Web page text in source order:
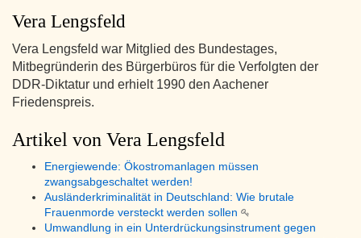
Vera Lengsfeld
Vera Lengsfeld war Mitglied des Bundestages,
Mitbegründerin des Bürgerbüros für die Verfolgten der
DDR-Diktatur und erhielt 1990 den Aachener
Friedenspreis.
Artikel von Vera Lengsfeld
Energiewende: Ökostromanlagen müssen
zwangsabgeschaltet werden!
Ausländerkriminalität in Deutschland: Wie brutale
Frauenmorde versteckt werden sollen
Umwandlung in ein Unterdrückungsinstrument gegen